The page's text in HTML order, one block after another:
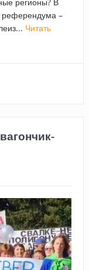
референдума –
Читать